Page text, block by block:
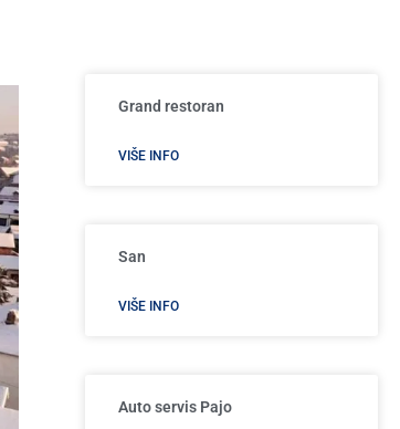
Grand restoran
VIŠE INFO
San
VIŠE INFO
Auto servis Pajo